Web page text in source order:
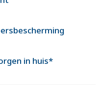
in huis*